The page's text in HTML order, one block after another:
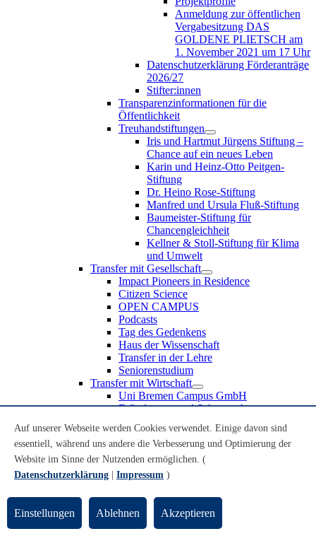
Anmeldung zur öffentlichen
Vergabesitzung DAS
GOLDENE PLIETSCH am
1. November 2021 um 17 Uhr
Datenschutzerklärung Förderanträge
2026/27
Stifter:innen
Transparenzinformationen für die
Öffentlichkeit
Treuhandstiftungen
Iris und Hartmut Jürgens Stiftung –
Chance auf ein neues Leben
Karin und Heinz-Otto Peitgen-
Stiftung
Dr. Heino Rose-Stiftung
Manfred und Ursula Fluß-Stiftung
Baumeister-Stiftung für
Chancengleichheit
Kellner & Stoll-Stiftung für Klima
und Umwelt
Transfer mit Gesellschaft
Impact Pioneers in Residence
Citizen Science
OPEN CAMPUS
Podcasts
Tag des Gedenkens
Haus der Wissenschaft
Transfer in der Lehre
Seniorenstudium
Transfer mit Wirtschaft
Uni Bremen Campus GmbH
Erfindungen und Schutzrechte
Recruiting an der Universität Bremen
Weiterbildung an der Universität Bremen
Transfer mit Schule
Schülerinnen und Schüler
Schulklassen
Lehrkräfte
Gründungsunterstützung
Auf unserer Webseite werden Cookies verwendet. Einige davon sind
essentiell, während uns andere die Verbesserung und Optimierung der
Website im Sinne der Nutzenden ermöglichen. (
Datenschutzerklärung
Impressum )
Einstellungen Ablehnen Akzeptieren